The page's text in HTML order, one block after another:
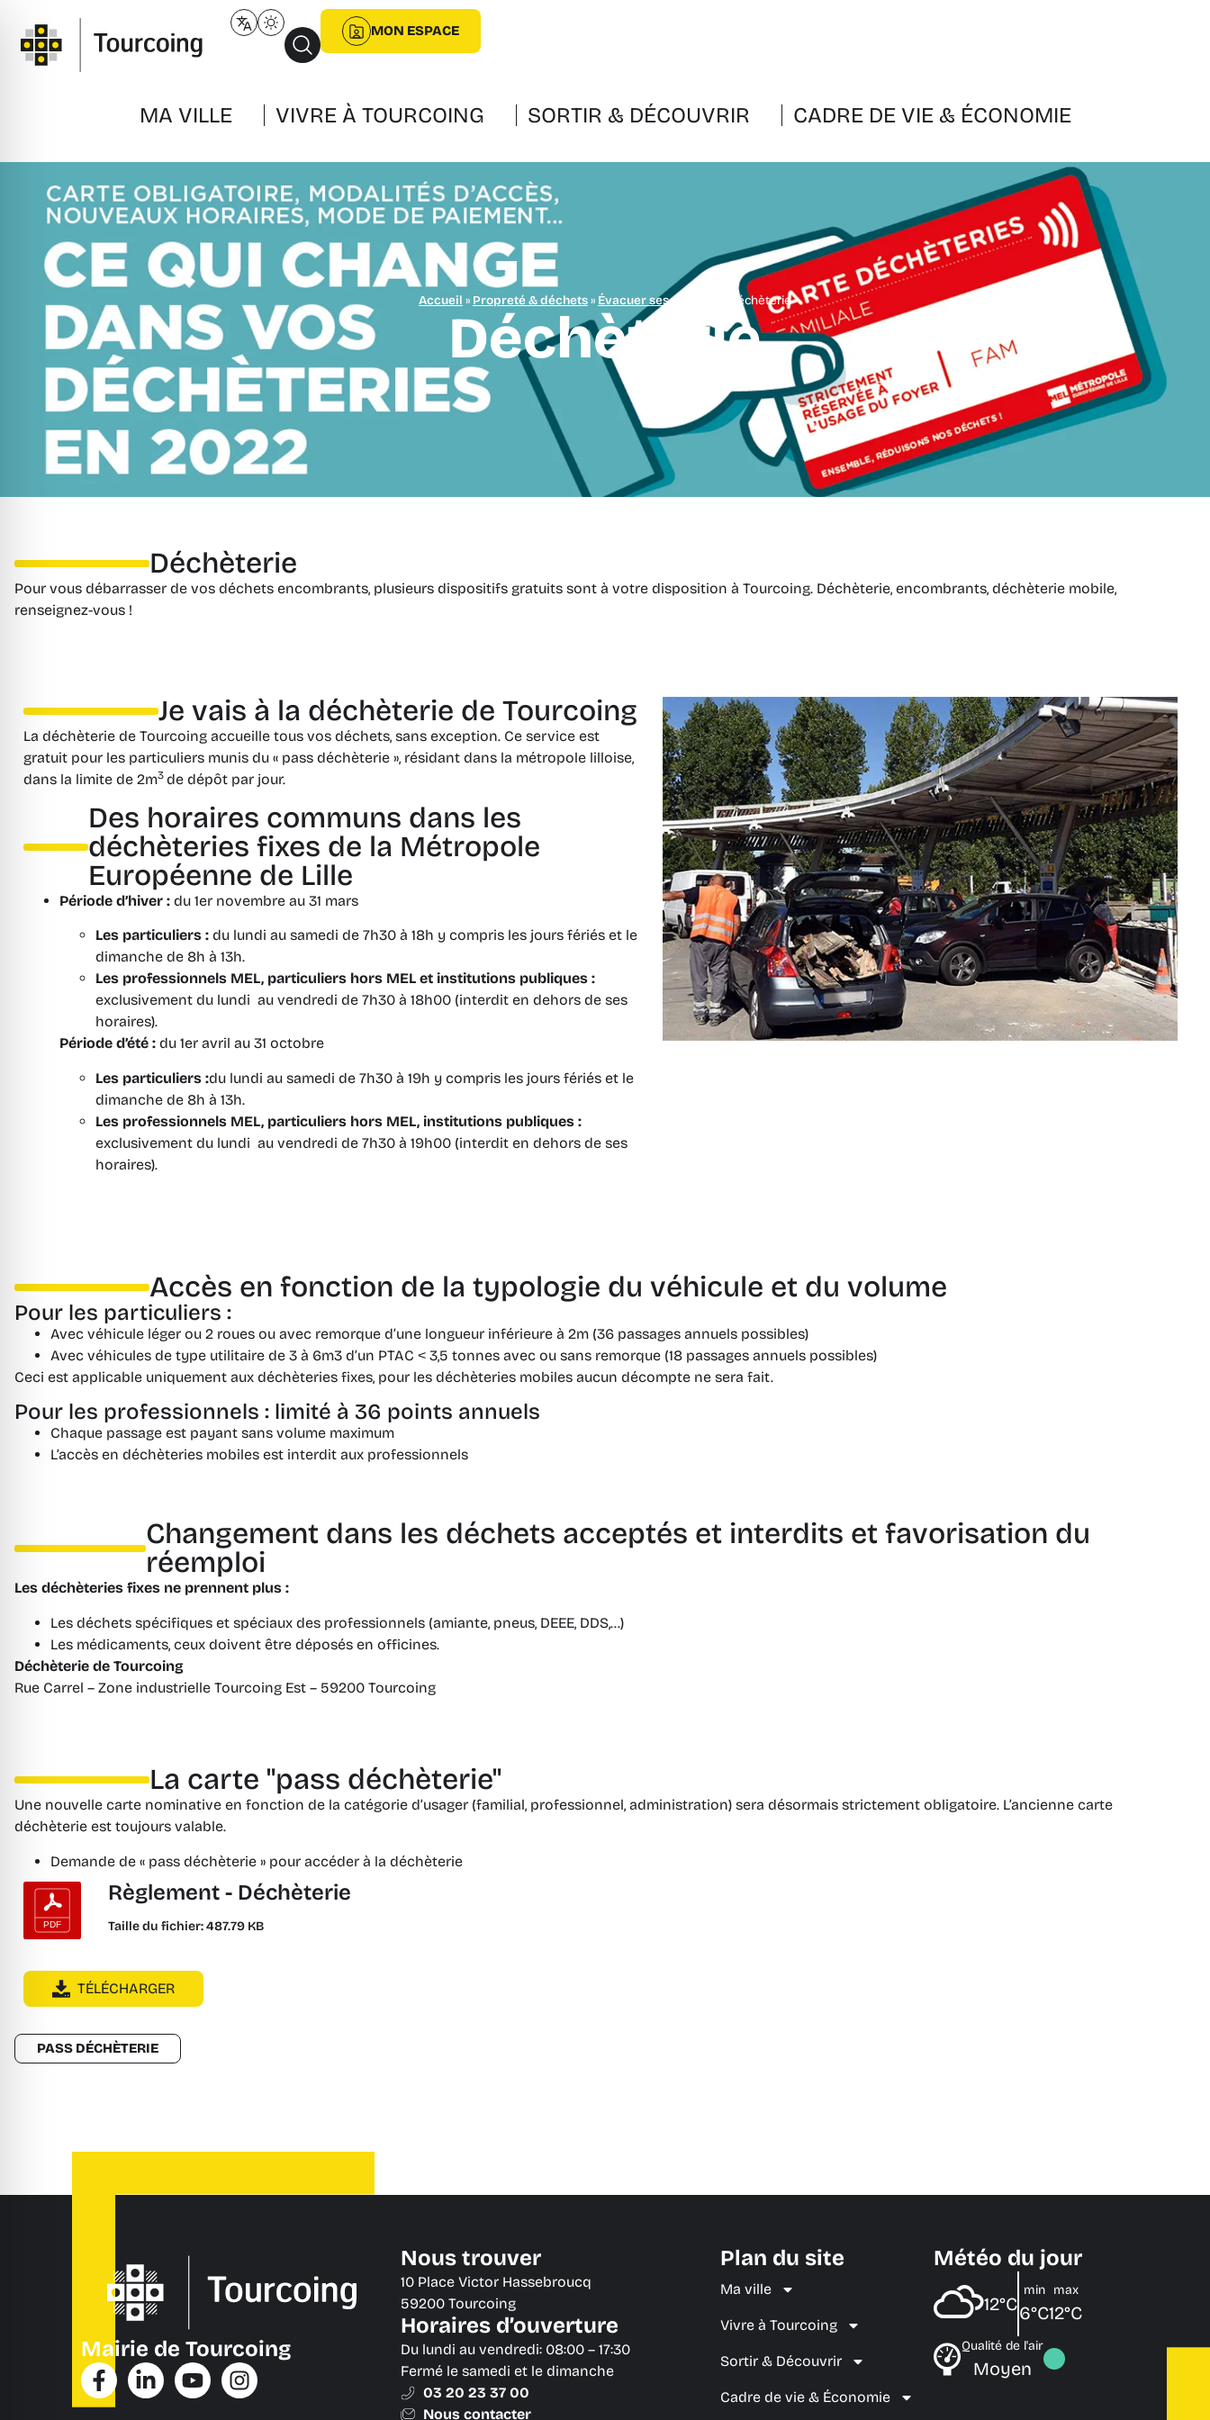
MON ESPACE
MA VILLE VIVRE À TOURCOING SORTIR & DÉCOUVRIR CADRE DE VIE & ÉCONOMIE
Accueil » Propreté & déchets» Évacuer ses déchets Déchèterie
Déchèterie
Déchèterie
Pour vous débarrasser de vos déchets encombrants, plusieurs dispositifs gratuits sont à votre disposition à Tourcoing. Déchèterie, encombrants, déchèterie mobile,
renseignez-vous !
Je vais à la déchèterie de Tourcoing
La déchèterie de Tourcoing accueille tous vos déchets, sans exception. Ce service est
gratuit pour les particuliers munis du « pass déchèterie », résidant dans la métropole lilloise,
dans la limite de 2m3 de dépôt par jour.
Des horaires communs dans les
déchèteries fixes de la Métropole
Européenne de Lille
Période d’hiver : du 1er novembre au 31 mars
Les particuliers : du lundi au samedi de 7h30 à 18h y compris les jours fériés et le
dimanche de 8h à 13h.
Les professionnels MEL, particuliers hors MEL et institutions publiques :
exclusivement du lundi au vendredi de 7h30 à 18h00 (interdit en dehors de ses
horaires).
Période d’été : du 1er avril au 31 octobre
Les particuliers :du lundi au samedi de 7h30 à 19h y compris les jours fériés et le
dimanche de 8h à 13h.
Les professionnels MEL, particuliers hors MEL, institutions publiques :
exclusivement du lundi au vendredi de 7h30 à 19h00 (interdit en dehors de ses
horaires).
Accès en fonction de la typologie du véhicule et du volume
Pour les particuliers :
Avec véhicule léger ou 2 roues ou avec remorque d’une longueur inférieure à 2m (36 passages annuels possibles)
Avec véhicules de type utilitaire de 3 à 6m3 d’un PTAC ˂ 3,5 tonnes avec ou sans remorque (18 passages annuels possibles)
Ceci est applicable uniquement aux déchèteries fixes, pour les déchèteries mobiles aucun décompte ne sera fait.
Pour les professionnels : limité à 36 points annuels
Chaque passage est payant sans volume maximum
L’accès en déchèteries mobiles est interdit aux professionnels
Changement dans les déchets acceptés et interdits et favorisation du
réemploi
Les déchèteries fixes ne prennent plus :
Les déchets spécifiques et spéciaux des professionnels (amiante, pneus, DEEE, DDS,…)
Les médicaments, ceux doivent être déposés en officines.
Déchèterie de Tourcoing
Rue Carrel – Zone industrielle Tourcoing Est – 59200 Tourcoing
La carte "pass déchèterie"
Une nouvelle carte nominative en fonction de la catégorie d’usager (familial, professionnel, administration) sera désormais strictement obligatoire. L’ancienne carte
déchèterie est toujours valable.
Demande de « pass déchèterie » pour accéder à la déchèterie
Règlement - Déchèterie
Taille du fichier: 487.79 KB
TÉLÉCHARGER
PASS DÉCHÈTERIE
Mairie de Tourcoing
Nous trouver
10 Place Victor Hassebroucq
59200 Tourcoing
Horaires d’ouverture
Du lundi au vendredi: 08:00 – 17:30
Fermé le samedi et le dimanche
03 20 23 37 00
Nous contacter
Plan du site
Ma ville
Vivre à Tourcoing
Sortir & Découvrir
Cadre de vie & Économie
Météo du jour
12°C
min
6°C
max
12°C
Qualité de l'air
Moyen